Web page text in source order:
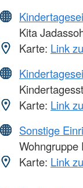
Kita
Karte: Link
Karte: Link
Sonstige
Wohngruppe
Karte: Link